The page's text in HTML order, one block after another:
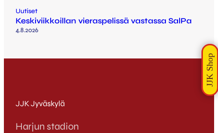
Uutiset
Keskiviikkoillan vieraspelissä vastassa SalPa
4.8.2026
JJK Jyväskylä
Harjun stadion